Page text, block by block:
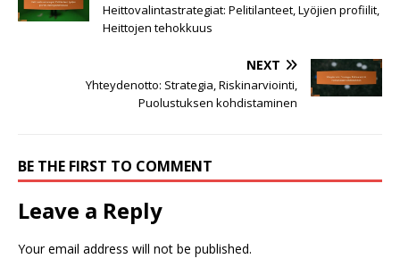
Heittovalintastrategiat: Pelitilanteet, Lyöjien profiilit,
Heittojen tehokkuus
NEXT
Yhteydenotto: Strategia, Riskinarviointi,
Puolustuksen kohdistaminen
BE THE FIRST TO COMMENT
Leave a Reply
Your email address will not be published.